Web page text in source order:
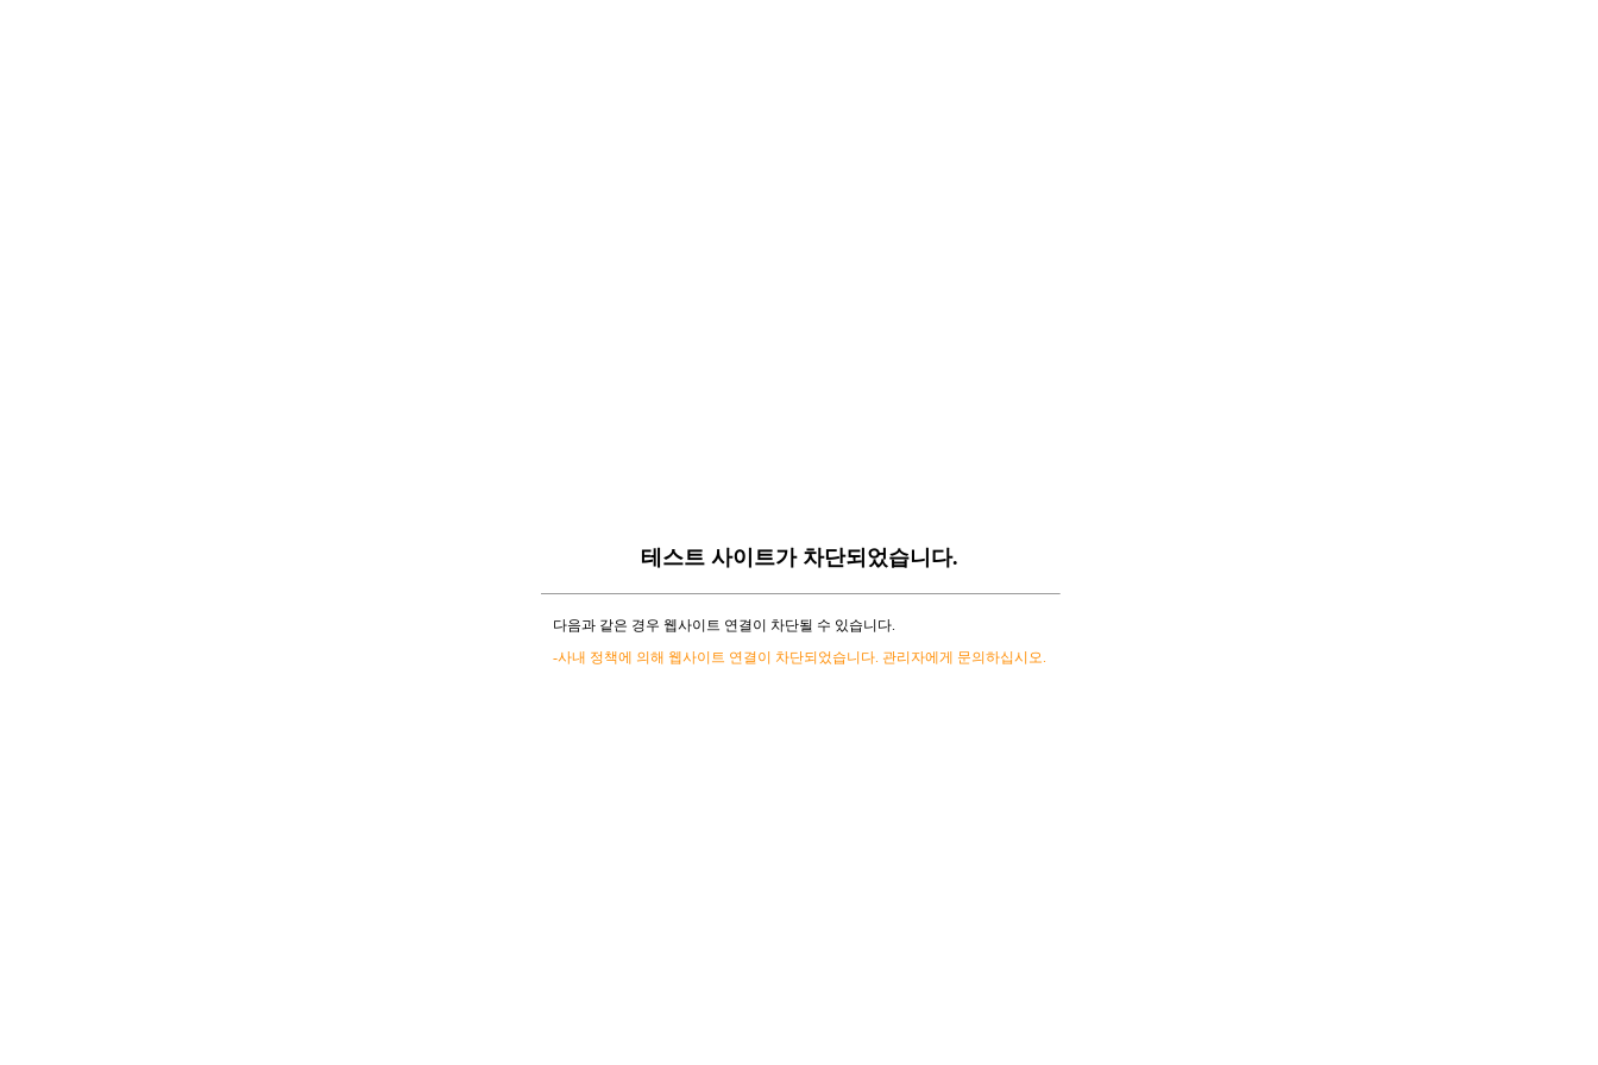
테스트 사이트가 차단되었습니다.
다음과 같은 경우 웹사이트 연결이 차단될 수 있습니다.
-사내 정책에 의해 웹사이트 연결이 차단되었습니다. 관리자에게 문의하십시오.